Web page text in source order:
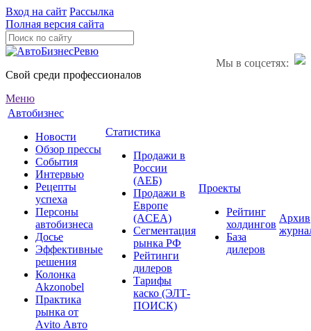
Вход на сайт Рассылка
Полная версия сайта
Мы в соцсетях:
Свой среди профессионалов
Меню
Автобизнес
Новости
Обзор прессы
События
Интервью
Рецепты
успеха
Персоны
автобизнеса
Досье
Эффективные
решения
Колонка
Akzonobel
Практика
рынка от
Аvito Авто
Статистика
Продажи в
России
(АЕБ)
Продажи в
Европе
(ACEA)
Сегментация
рынка РФ
Рейтинги
дилеров
Тарифы
каско (ЭЛТ-
ПОИСК)
Проекты
Рейтинг
холдингов
База
дилеров
Архив